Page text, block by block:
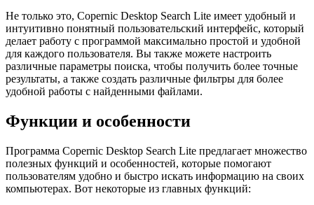
Не только это, Copernic Desktop Search Lite имеет удобный и
интуитивно понятный пользовательский интерфейс, который
делает работу с программой максимально простой и удобной
для каждого пользователя. Вы также можете настроить
различные параметры поиска, чтобы получить более точные
результаты, а также создать различные фильтры для более
удобной работы с найденными файлами.
Функции и особенности
Программа Copernic Desktop Search Lite предлагает множество
полезных функций и особенностей, которые помогают
пользователям удобно и быстро искать информацию на своих
компьютерах. Вот некоторые из главных функций: